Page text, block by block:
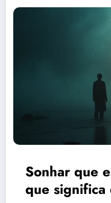
Sonhar que
que significa